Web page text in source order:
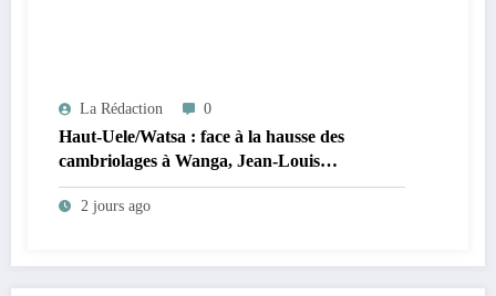
La Rédaction 0
Haut-Uele/Watsa : face à la hausse des
cambriolages à Wanga, Jean-Louis
Ngahangondi appelle à une réorganisation du
dispositif sécuritaire
2 jours ago